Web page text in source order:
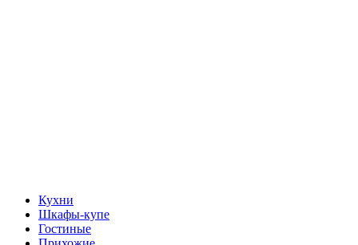
Кухни
Шкафы-купе
Гостиные